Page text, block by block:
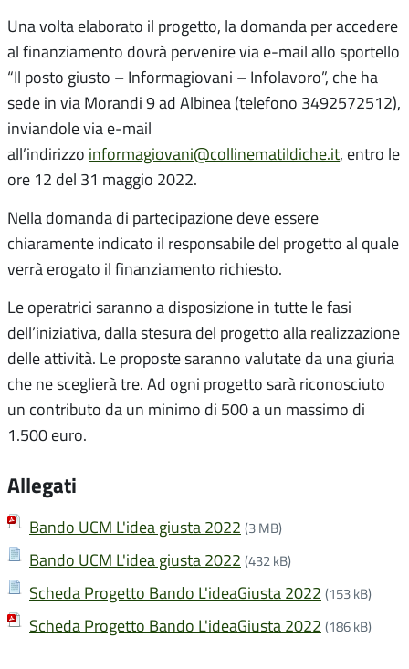
Una volta elaborato il progetto, la domanda per accedere
al finanziamento dovrà pervenire via e-mail allo sportello
“Il posto giusto – Informagiovani – Infolavoro”, che ha
sede in via Morandi 9 ad Albinea (telefono 3492572512),
inviandole via e-mail
all’indirizzo informagiovani@collinematildiche.it, entro le
ore 12 del 31 maggio 2022.
Nella domanda di partecipazione deve essere
chiaramente indicato il responsabile del progetto al quale
verrà erogato il finanziamento richiesto.
Le operatrici saranno a disposizione in tutte le fasi
dell’iniziativa, dalla stesura del progetto alla realizzazione
delle attività. Le proposte saranno valutate da una giuria
che ne sceglierà tre. Ad ogni progetto sarà riconosciuto
un contributo da un minimo di 500 a un massimo di
1.500 euro.
Allegati
Bando UCM L'idea giusta 2022 (3 MB)
Bando UCM L'idea giusta 2022 (432 kB)
Scheda Progetto Bando L'ideaGiusta 2022 (153 kB)
Scheda Progetto Bando L'ideaGiusta 2022 (186 kB)